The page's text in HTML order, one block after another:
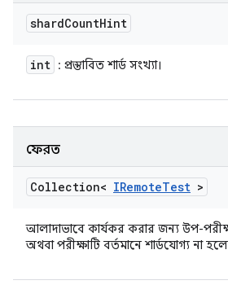
shardCountHint
int : প্রস্তাবিত শার্ড সংখ্যা।
ফেরত
Collection< IRemoteTest >
আলাদাভাবে কার্যকর করার জন্য উপ-
অথবা পরীক্ষাটি বর্তমানে শার্ডযোগ্য না হলে